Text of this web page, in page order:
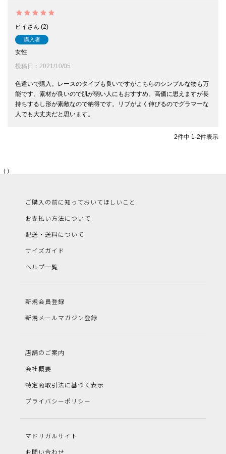
ピイ 2
購入者
女性
投稿日
2021/10/05
色違いで購入。レースのタイプも良いですがこちらのシンプルな物も万
能です。素材が良いので肌が弱い人にもおすすめ。高価に思えますが長
持ちするし形が素敵なので納得です。リブがよく伸びるのでグラマーな
人でも大丈夫だと思います。
2件中 1-2件表示
（）
ご購入の前に知っておいてほしいこと
お支払い方法について
配送・送料について
サイズガイド
ヘルプ一覧
新規会員登録
新規メールマガジン登録
店舗のご案内
会社概要
特定商取引法に基づく表示
プライバシーポリシー
マドリガルサイト
お問い合わせ